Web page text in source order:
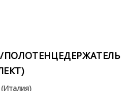
ПОЛОТЕНЦЕДЕРЖАТЕЛЬ
(Италия)